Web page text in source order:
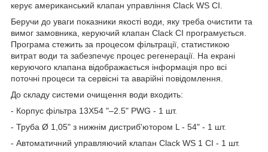
керує американський клапан управління Clack WS CI.
Беручи до уваги показники якості води, яку треба очистити та
вимог замовника, керуючий клапан Clack CI програмується.
Програма стежить за процесом фільтрації, статистикою
витрат води та забезпечує процес регенерації. На екрані
керуючого клапана відображається інформація про всі
поточні процеси та сервісні та аварійні повідомлення.
До складу системи очищення води входить:
- Корпус фільтра 13X54 "–2.5" PWG - 1 шт.
- Труба Ø 1,05" з нижнім дистриб'ютором L - 54" - 1 шт.
- Автоматичний управляючий клапан Clack WS 1 CI - 1 шт.